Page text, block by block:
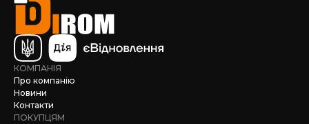
КОМПАНІЯ
Про компанію
Новини
Контакти
ПОКУПЦЯМ